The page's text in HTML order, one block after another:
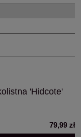
'Hidcote'
79,99 zł